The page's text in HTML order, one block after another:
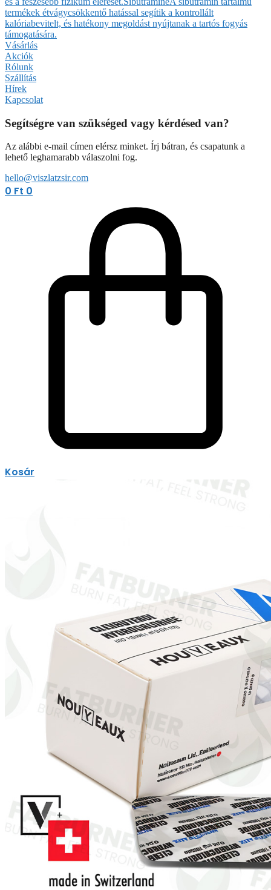
termékek étvágycsökkentő hatással segítik a kontrollált
kalóriabevitelt, és hatékony megoldást nyújtanak a tartós fogyás
támogatására.
Vásárlás
Akciók
Rólunk
Szállítás
Hírek
Kapcsolat
Segítségre van szükséged vagy kérdésed van?
Az alábbi e-mail címen elérsz minket. Írj bátran, és csapatunk a
lehető leghamarabb válaszolni fog.
hello@viszlatzsir.com
0 Ft 0
Kosár